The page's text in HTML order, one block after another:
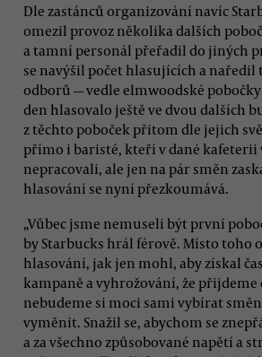
Dle zastánců organizování navíc
omezil provoz několika dalších
a tamní personál přeřadil do jiných
se navýšil počet hlasujících a naředil
odborů — vedle elmwoodské
den hlasovalo ještě ve dvou dalších
z těchto poboček přitom dle jejich
přímo i baristé, kteří v dané kafeterii
nepracovali, ale jen na pár směn
hlasování se nyní přezkoumává.
„Vůbec jsme nemuseli být první
by Starbucks hrál férově. Místo toho
hlasování, jak jen mohl, aby získal
kampaně a vyhrožování, že přijdeme
nebudeme si moci sami vybírat
vyměnit. Snažil se, abychom se
a za všechno způsobované napětí a